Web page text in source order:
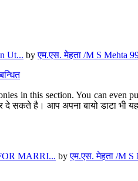
Ut... byएम.एस. मेहता /M S Mehta
in this section. You can
दे सकते है। आप अपना बायो डाटा भी
MARRI... byएम.एस. मेहता /M S